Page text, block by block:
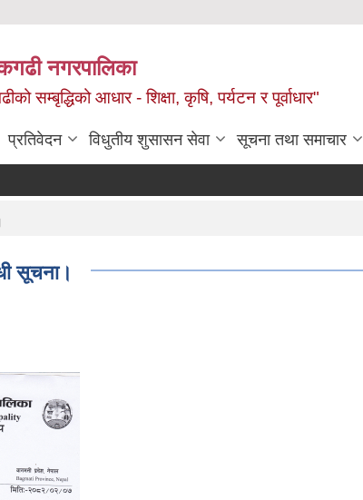
नगरपालिका
सम्बृद्धिको आधार - शिक्षा, कृषि, पर्यटन र पूर्वाधार"
प्रतिवेदन विधुतीय शुसासन सेवा सूचना तथा समाचार
सूचना।